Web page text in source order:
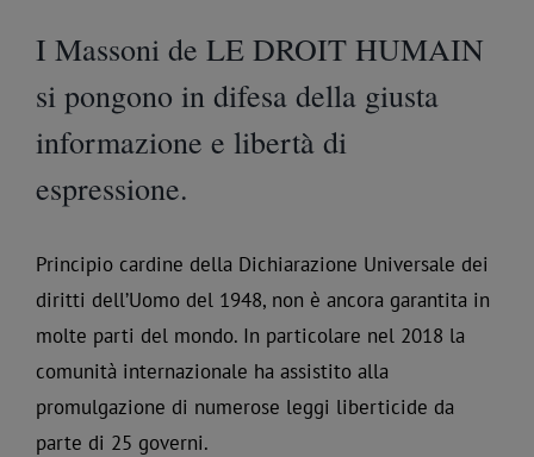
I Massoni de LE DROIT HUMAIN
si pongono in difesa della giusta
informazione e libertà di
espressione.
Principio cardine della Dichiarazione Universale dei
diritti dell’Uomo del 1948, non è ancora garantita in
molte parti del mondo. In particolare nel 2018 la
comunità internazionale ha assistito alla
promulgazione di numerose leggi liberticide da
parte di 25 governi.